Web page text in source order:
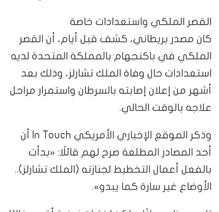
القصر الملكي واستعدادات خاصة
كان مصدر بريطاني، كشف قبل أيام، أن القصر
الملكي في باكنجهام بالمملكة المتحدة لديه
استعدادات حال وفاة الملك تشارلز، وذلك بعد
أشهر من إعلان إصابته بالسرطان واستمرار مراحل
علاجه بالوقت الحالي.
وذكر الموقع الإخباري الأمريكي In Touch أن
أحد المصادر المطلعة صرح لهم قائلًا: «بدأت
بالفعل أعمال التخطيط لجنازته (الملك تشارلز)..
الأوضاع غير سارة كما يبدو».